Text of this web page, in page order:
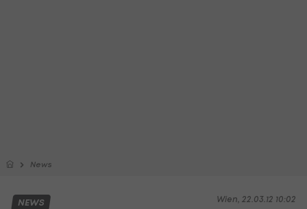
News
Wien, 22.03.12 10:02
NEWS